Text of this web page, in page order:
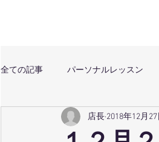
全ての記事 パーソナルレッスン
体幹トレーニング マサラバ
店長 2018年12月27